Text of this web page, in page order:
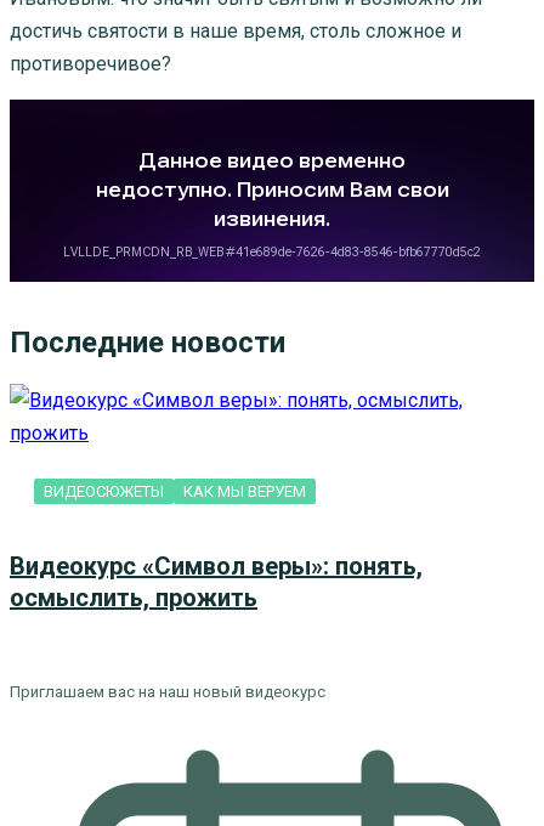
достичь святости в наше время, столь сложное и
противоречивое?
Последние новости
ВИДЕОСЮЖЕТЫ КАК МЫ ВЕРУЕМ
Видеокурс «Символ веры»: понять,
осмыслить, прожить
Приглашаем вас на наш новый видеокурс